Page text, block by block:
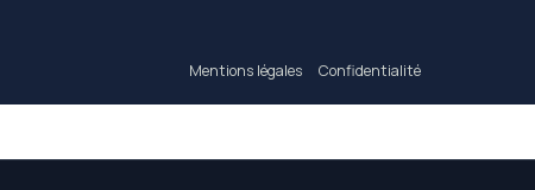
Mentions légales Confidentialité